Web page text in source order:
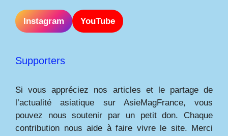
Instagram YouTube
Supporters
Si vous appréciez nos articles et le partage de
l’actualité asiatique sur AsieMagFrance, vous
pouvez nous soutenir par un petit don. Chaque
contribution nous aide à faire vivre le site. Merci